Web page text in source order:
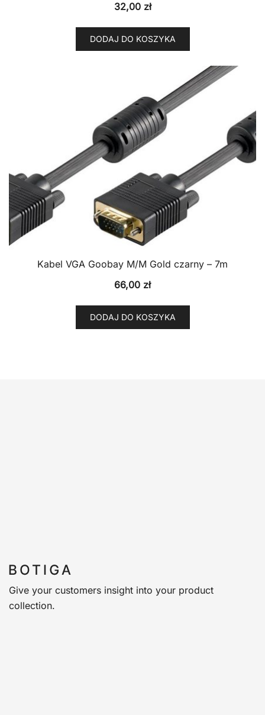
32,00 zł
DODAJ DO KOSZYKA
Kabel VGA Goobay M/M Gold czarny – 7m
66,00 zł
DODAJ DO KOSZYKA
Give your customers insight into your product
collection.